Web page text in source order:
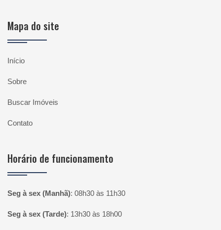
Mapa do site
Início
Sobre
Buscar Imóveis
Contato
Horário de funcionamento
Seg à sex (Manhã): 08h30 às 11h30
Seg à sex (Tarde): 13h30 às 18h00